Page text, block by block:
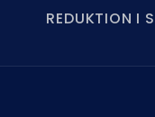
REDUKTION I